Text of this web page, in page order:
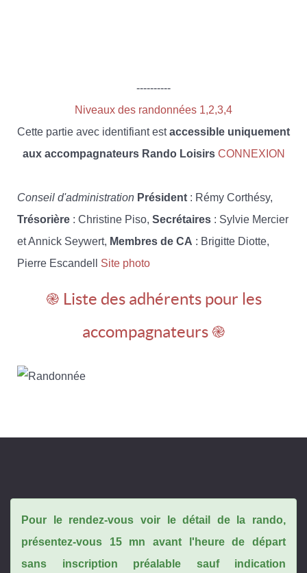
----------
Niveaux des randonnées 1,2,3,4
Cette partie avec identifiant estaccessible uniquement
aux accompagnateurs Rando Loisirs CONNEXION
Conseil d'administration Président : Rémy Corthésy,
Trésorière : Christine Piso, Secrétaires : Sylvie Mercier
et Annick Seywert, Membres de CA : Brigitte Diotte,
Pierre Escandell Site photo
֎ Liste des adhérents pour les
accompagnateurs ֎
Pour le rendez-vous voir le détail de la rando,
présentez-vous 15 mn avant l'heure de départ
sans inscription préalable sauf indication